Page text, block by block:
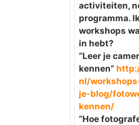
activiteiten,
programma.
workshops
in hebt?
“Leer je
kennen”
nl/
je-blog/
kennen/
“Hoe